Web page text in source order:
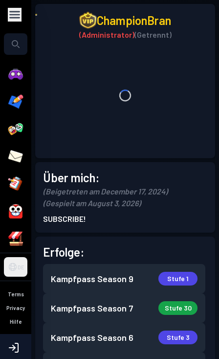
DE
Terms
Privacy
Hilfe
ChampionBran
(Administrator)(Getrennt)
Über mich:
(Beigetreten am December 17, 2024)
(Gespielt am August 3, 2026)
SUBSCRIBE!
Erfolge:
Kampfpass Season 9 Stufe 1
Kampfpass Season 7 Stufe 30
Kampfpass Season 6 Stufe 3